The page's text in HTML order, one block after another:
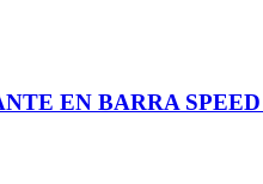
EN BARRA